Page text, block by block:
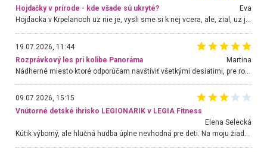
Hojdačky v prírode - kde všade sú ukryté?
Eva
Hojdacka v Krpelanoch uz nie je, vysli sme si k nej vcera, ale, zial, uz je znicena. Ak sem planujete cestu len kvoli hojdacke, mozete si ju usetrit. Krasny vyhlad je tu vsak aj bez hojdacky :-)
19.07.2026, 11:44
Rozprávkový les pri kolibe Panoráma
Martina
Nádherné miesto ktoré odporúčam navštíviť všetkými desiatimi, pre rodiny s deťmi, dôchodcom... Proste a jednoducho ozaj rozprávkový les.. určite ešte prídeme. Odniesli sme si na pamiatku krásne tričká,
09.07.2026, 15:15
Vnútorné detské ihrisko LEGIONARIK v LEGIA Fitness
Elena Selecká
Kútik výborný, ale hlučná hudba úplne nevhodná pre deti. Na moju žiadosť o aspoň sušenie nereagovali.